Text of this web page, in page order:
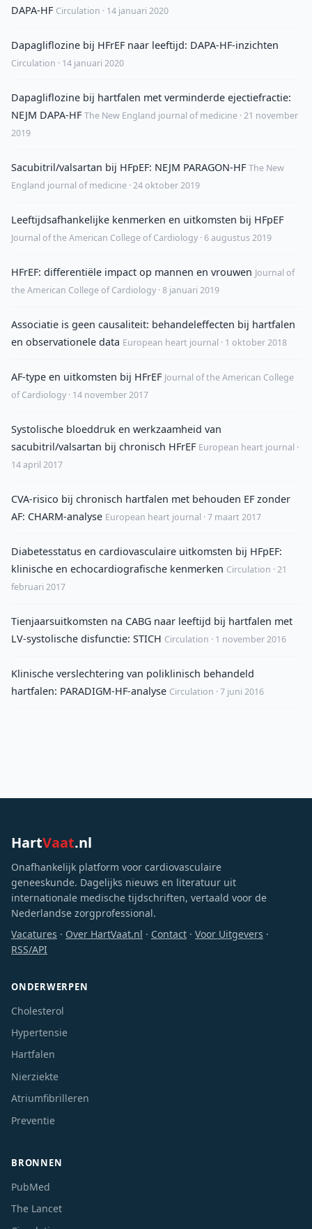
DAPA-HF Circulation · 14 januari 2020
Dapagliflozine bij HFrEF naar leeftijd: DAPA-HF-inzichten
Circulation · 14 januari 2020
Dapagliflozine bij hartfalen met verminderde ejectiefractie:
NEJM DAPA-HF The New England journal of medicine · 21 november
2019
Sacubitril/valsartan bij HFpEF: NEJM PARAGON-HF The New
England journal of medicine · 24 oktober 2019
Leeftijdsafhankelijke kenmerken en uitkomsten bij HFpEF
Journal of the American College of Cardiology · 6 augustus 2019
HFrEF: differentiële impact op mannen en vrouwen Journal of
the American College of Cardiology · 8 januari 2019
Associatie is geen causaliteit: behandeleffecten bij hartfalen
en observationele data European heart journal · 1 oktober 2018
AF-type en uitkomsten bij HFrEF Journal of the American College
of Cardiology · 14 november 2017
Systolische bloeddruk en werkzaamheid van
sacubitril/valsartan bij chronisch HFrEF European heart journal ·
14 april 2017
CVA-risico bij chronisch hartfalen met behouden EF zonder
AF: CHARM-analyse European heart journal · 7 maart 2017
Diabetesstatus en cardiovasculaire uitkomsten bij HFpEF:
klinische en echocardiografische kenmerken Circulation · 21
februari 2017
Tienjaarsuitkomsten na CABG naar leeftijd bij hartfalen met
LV-systolische disfunctie: STICH Circulation · 1 november 2016
Klinische verslechtering van poliklinisch behandeld
hartfalen: PARADIGM-HF-analyse Circulation · 7 juni 2016
HartVaat.nl
Onafhankelijk platform voor cardiovasculaire
geneeskunde. Dagelijks nieuws en literatuur uit
internationale medische tijdschriften, vertaald voor de
Nederlandse zorgprofessional.
Vacatures · Over HartVaat.nl · Contact · Voor Uitgevers ·
RSS/API
ONDERWERPEN
Cholesterol
Hypertensie
Hartfalen
Nierziekte
Atriumfibrilleren
Preventie
BRONNEN
PubMed
The Lancet